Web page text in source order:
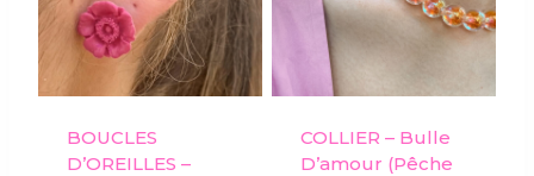
BOUCLES
D’OREILLES –
COLLIER – Bulle
D’amour (pêche